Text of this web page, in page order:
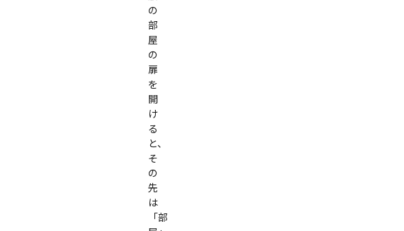
の
部
屋
の
扉
を
開
け
る
と、
そ
の
先
は
「部